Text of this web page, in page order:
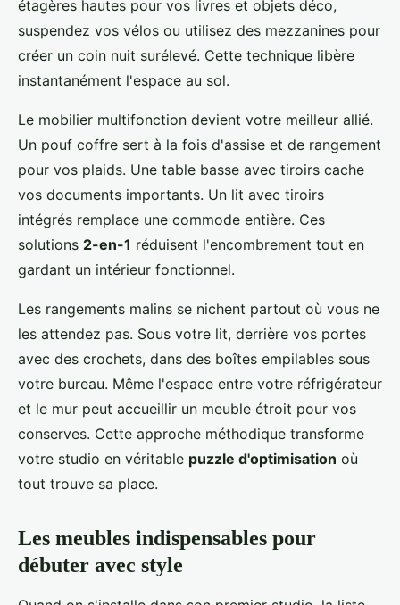
étagères hautes pour vos livres et objets déco,
suspendez vos vélos ou utilisez des mezzanines pour
créer un coin nuit surélevé. Cette technique libère
instantanément l'espace au sol.
Le mobilier multifonction devient votre meilleur allié.
Un pouf coffre sert à la fois d'assise et de rangement
pour vos plaids. Une table basse avec tiroirs cache
vos documents importants. Un lit avec tiroirs
intégrés remplace une commode entière. Ces
solutions 2-en-1 réduisent l'encombrement tout en
gardant un intérieur fonctionnel.
Les rangements malins se nichent partout où vous ne
les attendez pas. Sous votre lit, derrière vos portes
avec des crochets, dans des boîtes empilables sous
votre bureau. Même l'espace entre votre réfrigérateur
et le mur peut accueillir un meuble étroit pour vos
conserves. Cette approche méthodique transforme
votre studio en véritable puzzle d'optimisation où
tout trouve sa place.
Les meubles indispensables pour
débuter avec style